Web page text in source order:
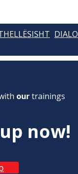
ourtrainings
now!